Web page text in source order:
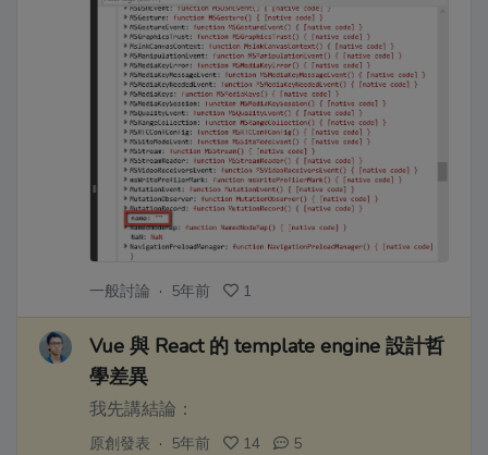
一般討論 · 5年前 1
Vue 與 React 的 template engine 設計哲
學差異
我先講結論：
原創發表 · 5年前 14 5